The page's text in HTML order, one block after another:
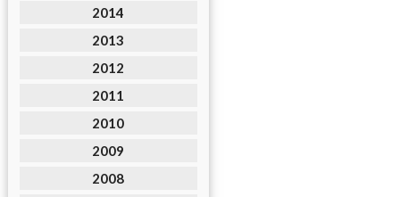
2014
2013
2012
2011
2010
2009
2008